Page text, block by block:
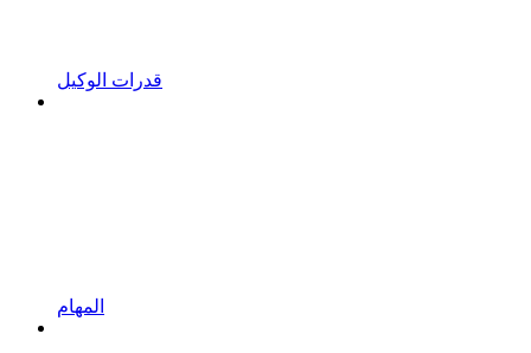
قدرات الوكيل
المهام